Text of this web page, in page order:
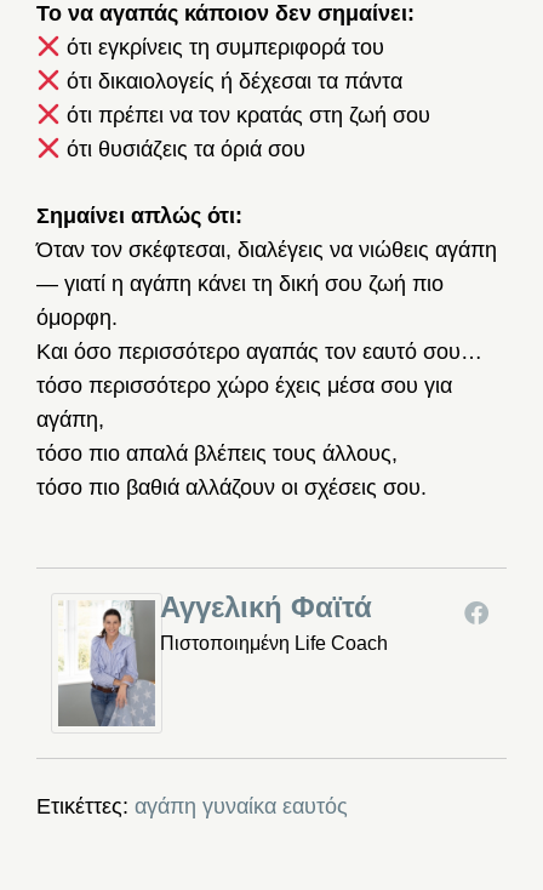
Το να αγαπάς κάποιον δεν σημαίνει:
ότι εγκρίνεις τη συμπεριφορά του
ότι δικαιολογείς ή δέχεσαι τα πάντα
ότι πρέπει να τον κρατάς στη ζωή σου
ότι θυσιάζεις τα όριά σου
Σημαίνει απλώς ότι:
Όταν τον σκέφτεσαι, διαλέγεις να νιώθεις αγάπη
— γιατί η αγάπη κάνει τη δική σου ζωή πιο
όμορφη.
Και όσο περισσότερο αγαπάς τον εαυτό σου…
τόσο περισσότερο χώρο έχεις μέσα σου για
αγάπη,
τόσο πιο απαλά βλέπεις τους άλλους,
τόσο πιο βαθιά αλλάζουν οι σχέσεις σου.
Αγγελική Φαϊτά
Πιστοποιημένη Life Coach
Ετικέττες: αγάπη γυναίκα εαυτός